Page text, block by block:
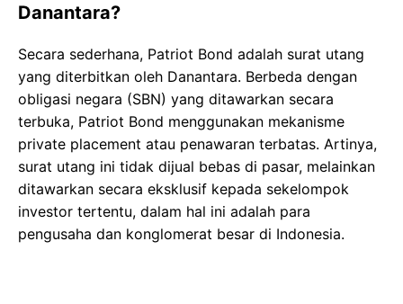
Danantara?
Secara sederhana, Patriot Bond adalah surat utang
yang diterbitkan oleh Danantara. Berbeda dengan
obligasi negara (SBN) yang ditawarkan secara
terbuka, Patriot Bond menggunakan mekanisme
private placement atau penawaran terbatas. Artinya,
surat utang ini tidak dijual bebas di pasar, melainkan
ditawarkan secara eksklusif kepada sekelompok
investor tertentu, dalam hal ini adalah para
pengusaha dan konglomerat besar di Indonesia.